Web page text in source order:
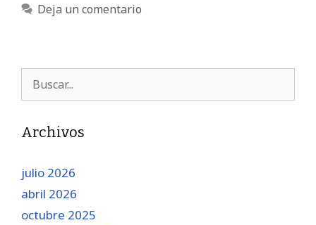
Deja un comentario
Archivos
julio 2026
abril 2026
octubre 2025